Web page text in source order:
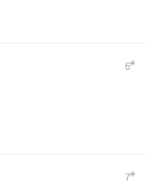
6#
7#